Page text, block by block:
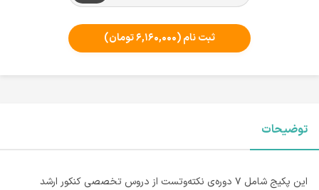
ثبت نام(۶,۱۶۰,۰۰۰ تومان)
توضیحات
این پکیج شامل ۷ دوره‌ی نکته‌و‌تست از دروس تخصصی کنکور ارشد